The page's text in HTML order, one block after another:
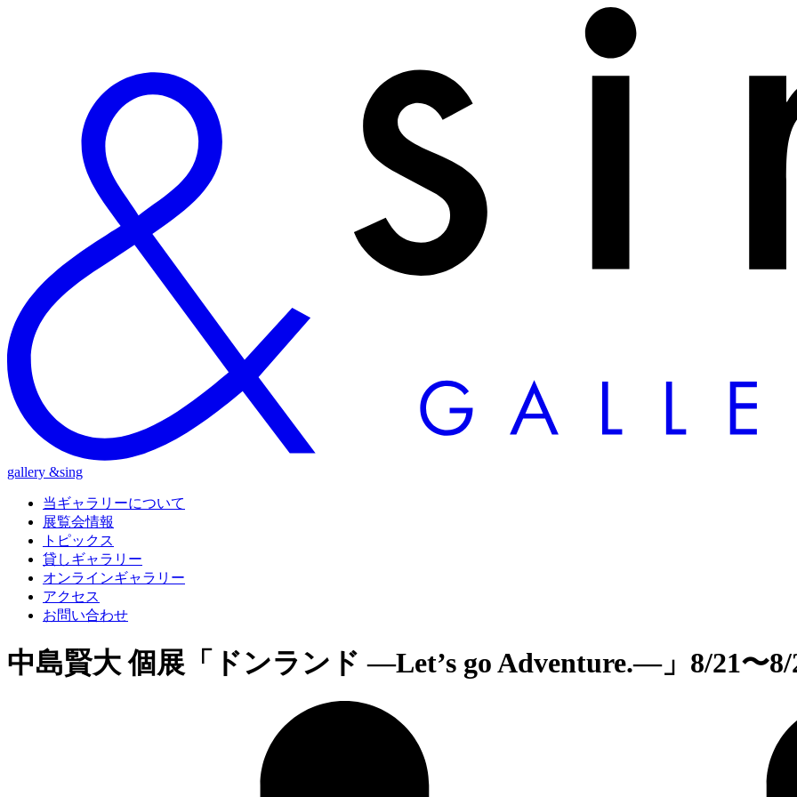
gallery &sing
当ギャラリーについて
展覧会情報
トピックス
貸しギャラリー
オンラインギャラリー
アクセス
お問い合わせ
中島賢大 個展「ドンランド ―Let’s go Adventure.―」8/21〜8/